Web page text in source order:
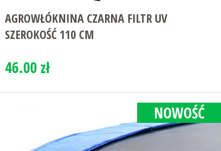
AGROWŁÓKNINA CZARNA FILTR UV
SZEROKOŚĆ 110 CM
46.00 zł
NOWOŚĆ